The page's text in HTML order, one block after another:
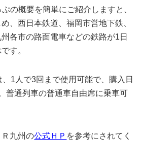
の概要を簡単にご紹介しますと、
、西日本鉄道、福岡市営地下鉄、
各市の路面電車などの鉄路が1日
す。
1人で3回まで使用可能で、購入日
普通列車の普通車自由席に乗車可
九州の公式ＨＰ を参考にされてく